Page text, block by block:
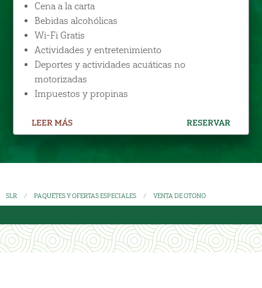
Cena a la carta
Bebidas alcohólicas
Wi-Fi Gratis
Actividades y entretenimiento
Deportes y actividades acuáticas no
motorizadas
Impuestos y propinas
LEER MÁS RESERVAR
SLR PAQUETES Y OFERTAS ESPECIALES VENTA DE OTONO